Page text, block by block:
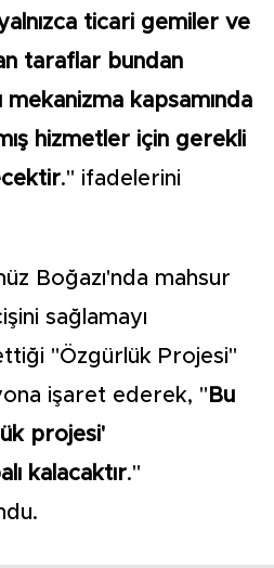
ticari gemiler ve
taraflar bundan
kapsamında
hizmetler için gerekli
." ifadelerini
Boğazı'nda mahsur
sağlamayı
"Özgürlük Projesi"
işaret ederek, " Bu
projesi'
kalacaktır."